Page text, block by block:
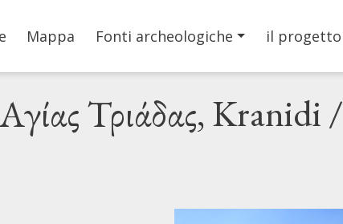
Mappa Fonti archeologiche il progetto
Τριάδας, Kranidi /